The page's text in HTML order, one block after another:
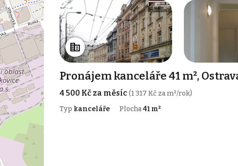
Pronájem kanceláře 41 m²,
4 500 Kč za měsíc(1 317 Kč za m²/rok)
Typ kanceláře Plocha41 m²